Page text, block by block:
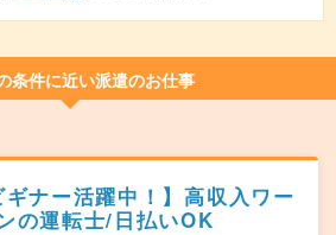
条件に近い派遣のお仕事
ギナー活躍中！】高収入ワー
の運転士/日払いOK